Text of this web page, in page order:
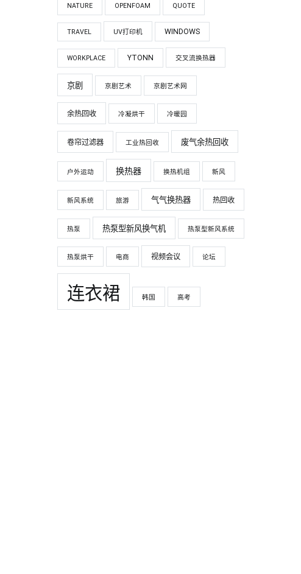
NATURE OPENFOAM QUOTE
TRAVEL UV打印机 WINDOWS
WORKPLACE YTONN 交叉流换热器
京剧 京剧艺术 京剧艺术网
余热回收 冷凝烘干 冷暖园
卷帘过滤器 工业热回收 废气余热回收
户外运动 换热器 换热机组 新风
新风系统 旅游 气气换热器 热回收
热泵 热泵型新风换气机 热泵型新风系统
热泵烘干 电商 视频会议 论坛
连衣裙 韩国 高考